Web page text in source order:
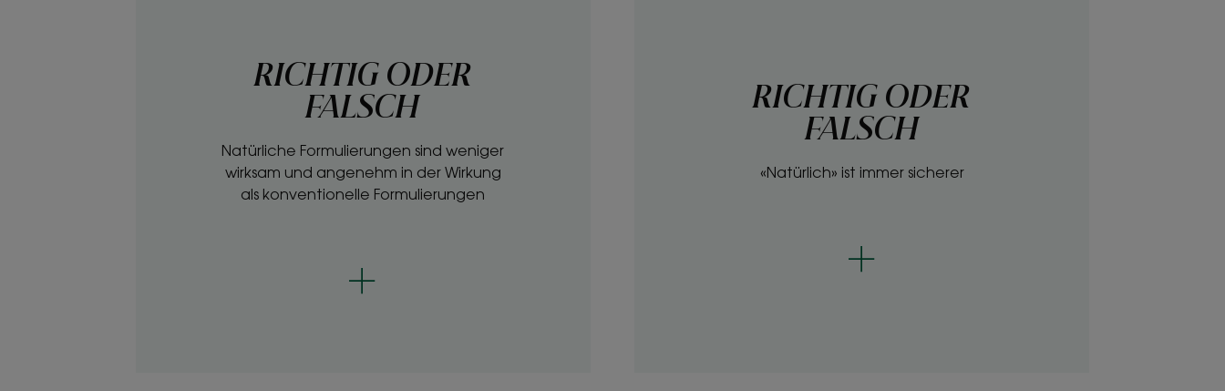
RICHTIG ODER
FALSCH
Natürliche Formulierungen sind weniger
wirksam und angenehm in der Wirkung
als konventionelle Formulierungen
RICHTIG ODER
FALSCH
«Natürlich» ist immer sicherer